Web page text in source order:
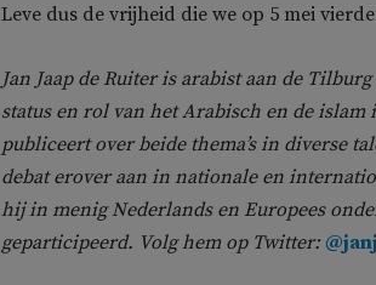
Leve dus de vrijheid die we op 5 mei
Jan Jaap de Ruiter is arabist aan de
status en rol van het Arabisch en de
publiceert over beide thema’s in diverse
debat erover aan in nationale en
hij in menig Nederlands en Europees
geparticipeerd. Volg hem op Twitter: